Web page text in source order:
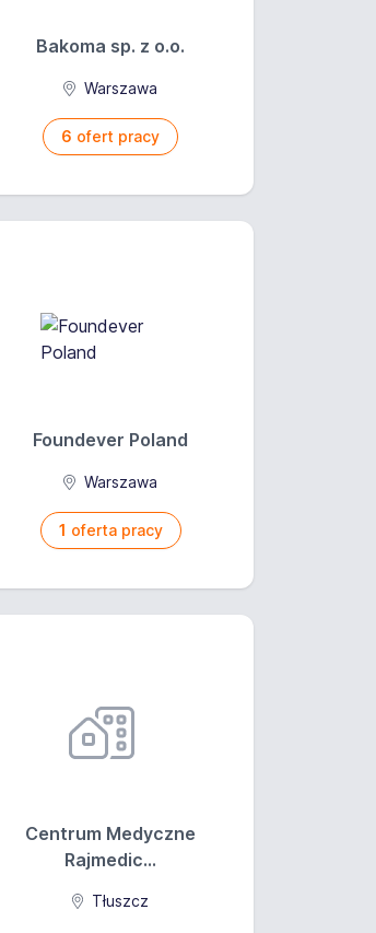
Bakoma sp. z o.o.
Warszawa
6 ofert pracy
Foundever Poland
Warszawa
1 oferta pracy
Centrum Medyczne
Rajmedic...
Tłuszcz